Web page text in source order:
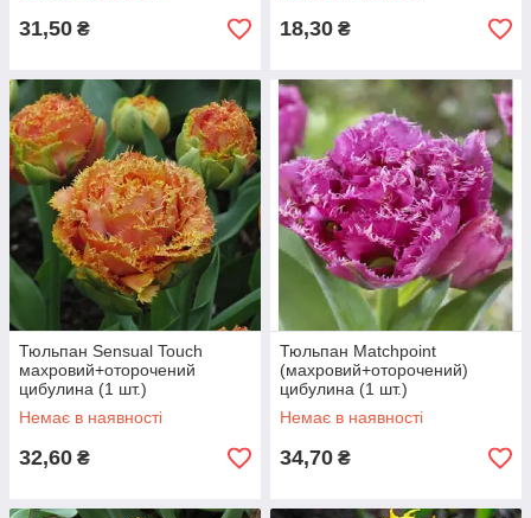
31,50 ₴ 18,30 ₴
Тюльпан Sensual Touch
махровий+оторочений
цибулина (1 шт.)
Немає в наявності
32,60 ₴
Тюльпан Matchpoint
(махровий+оторочений)
цибулина (1 шт.)
Немає в наявності
34,70 ₴